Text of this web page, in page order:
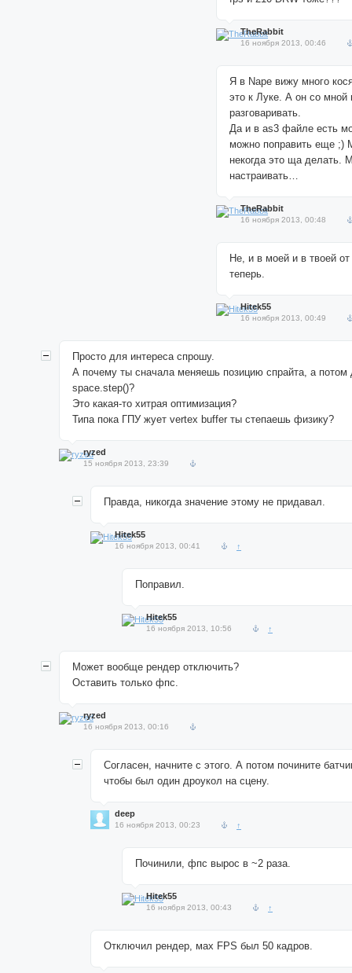
TheRabbit
16 ноября 2013, 00:46
Я в Nape вижу много
это к Луке. А он со мной
разговаривать.
Да и в as3 файле есть
можно поправить еще ;)
некогда это ща делать.
настраивать…
TheRabbit
16 ноября 2013, 00:48
Не, и в моей и в твоей
теперь.
Hitek55
16 ноября 2013, 00:49
Просто для интереса спрошу.
А почему ты сначала меняешь позицию спрайта, а потом
space.step()?
Это какая-то хитрая оптимизация?
Типа пока ГПУ жует vertex buffer ты степаешь физику?
ryzed
15 ноября 2013, 23:39
Правда, никогда значение этому не придавал.
Hitek55
16 ноября 2013, 00:41 ↑
Поправил.
Hitek55
16 ноября 2013, 10:56 ↑
Может вообще рендер отключить?
Оставить только фпс.
ryzed
16 ноября 2013, 00:16
Согласен, начните с этого. А потом почините
чтобы был один дроукол на сцену.
deep
16 ноября 2013, 00:23 ↑
Починили, фпс вырос в ~2 раза.
Hitek55
16 ноября 2013, 00:43 ↑
Отключил рендер, мах FPS был 50 кадров.